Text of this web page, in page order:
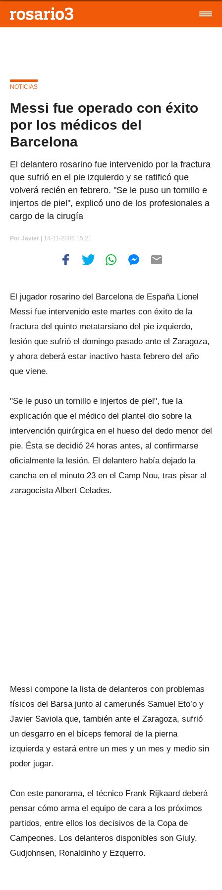
NOTICIAS
Messi fue operado con éxito
por los médicos del
Barcelona
El delantero rosarino fue intervenido por la fractura
que sufrió en el pie izquierdo y se ratificó que
volverá recién en febrero. "Se le puso un tornillo e
injertos de piel", explicó uno de los profesionales a
cargo de la cirugía
Por Javier | 14-11-2006 15:21
El jugador rosarino del Barcelona de España Lionel
Messi fue intervenido este martes con éxito de la
fractura del quinto metatarsiano del pie izquierdo,
lesión que sufrió el domingo pasado ante el Zaragoza,
y ahora deberá estar inactivo hasta febrero del año
que viene.
"Se le puso un tornillo e injertos de piel", fue la
explicación que el médico del plantel dio sobre la
intervención quirúrgica en el hueso del dedo menor del
pie. Ésta se decidió 24 horas antes, al confirmarse
oficialmente la lesión. El delantero había dejado la
cancha en el minuto 23 en el Camp Nou, tras pisar al
zaragocista Albert Celades.
Messi compone la lista de delanteros con problemas
físicos del Barsa junto al camerunés Samuel Eto’o y
Javier Saviola que, también ante el Zaragoza, sufrió
un desgarro en el bíceps femoral de la pierna
izquierda y estará entre un mes y un mes y medio sin
poder jugar.
Con este panorama, el técnico Frank Rijkaard deberá
pensar cómo arma el equipo de cara a los próximos
partidos, entre ellos los decisivos de la Copa de
Campeones. Los delanteros disponibles son Giuly,
Gudjohnsen, Ronaldinho y Ezquerro.